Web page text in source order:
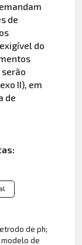
de
do
II), em
de
de ph;
de